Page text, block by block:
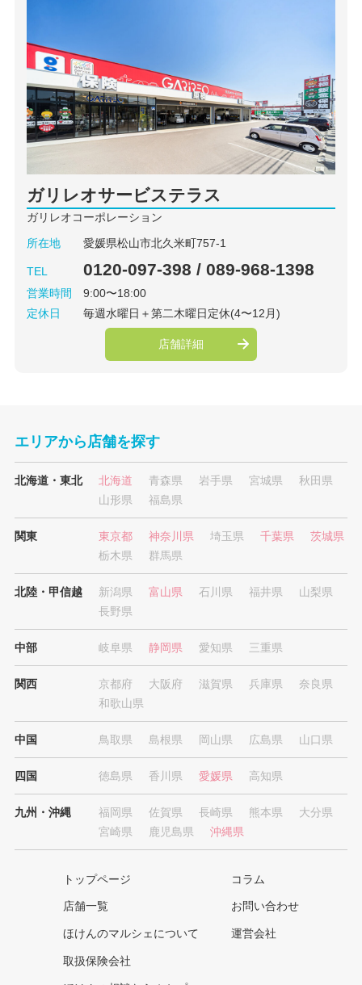
ガリレオサービステラス
ガリレオコーポレーション
所在地
愛媛県松山市北久米町757-1
TEL 0120-097-398 / 089-968-1398
営業時間
9:00〜18:00
定休日
毎週水曜日＋第二木曜日定休(4〜12月)
店舗詳細
エリアから店舗を探す
北海道・東北 北海道 青森県 岩手県 宮城県
秋田県
山形県
福島県
関東 東京都 神奈川県 埼玉県 千葉県
茨城県
栃木県
群馬県
北陸・甲信越 新潟県 富山県 石川県 福井県
山梨県
長野県
中部 岐阜県 静岡県 愛知県 三重県
関西 京都府 大阪府 滋賀県 兵庫県
奈良県
和歌山県
中国 鳥取県 島根県 岡山県 広島県 山口県
四国 徳島県 香川県 愛媛県 高知県
九州・沖縄 福岡県 佐賀県 長崎県 熊本県
大分県
宮崎県
鹿児島県 沖縄県
トップページ
店舗一覧
ほけんのマルシェについて
取扱保険会社
コラム
お問い合わせ
運営会社